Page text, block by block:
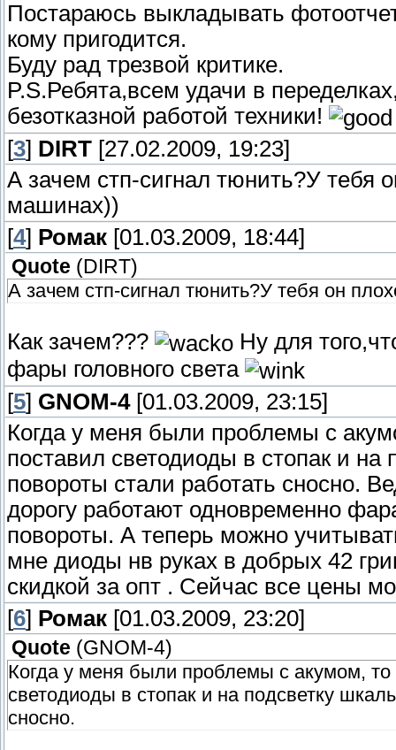
Постараюсь выкладывать
кому пригодится.
Буду рад трезвой критике.
P.S.Ребята,всем удачи в
безотказной работой техники!
[3] DIRT [27.02.2009, 19:23]
А зачем стп-сигнал тюнить?У тебя
машинах))
[4] Ромак [01.03.2009, 18:44]
Quote ( DIRT)
А зачем стп-сигнал тюнить?У тебя он
Как зачем???
Ну для
фары головного света
[5] GNOM-4[01.03.2009, 23:15]
Когда у меня были проблемы с
поставил светодиоды в стопак и на
повороты стали работать сносно.
дорогу работают одновременно
повороты. А теперь можно
мне диоды нв руках в добрых 42
скидкой за опт . Сейчас все цены
[6] Ромак [01.03.2009, 23:20]
Quote (GNOM-4)
Когда у меня были проблемы с акумом, то
светодиоды в стопак и на подсветку
сносно.